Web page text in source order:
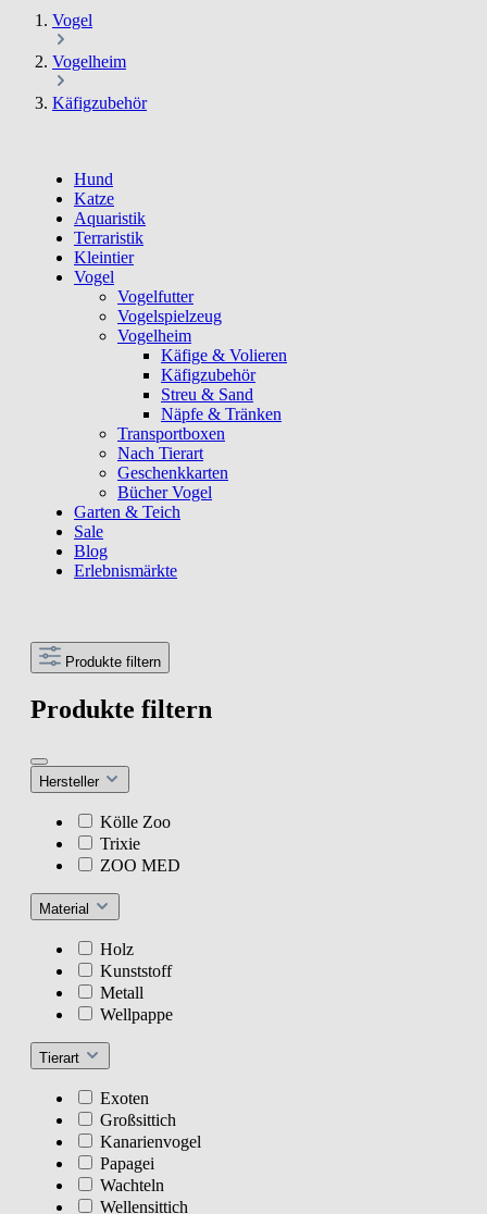
Vogel
Vogelheim
Käfigzubehör
Hund
Katze
Aquaristik
Terraristik
Kleintier
Vogel
Vogelfutter
Vogelspielzeug
Vogelheim
Käfige & Volieren
Käfigzubehör
Streu & Sand
Näpfe & Tränken
Transportboxen
Nach Tierart
Geschenkkarten
Bücher Vogel
Garten & Teich
Sale
Blog
Erlebnismärkte
Produkte filtern
Produkte filtern
Hersteller
Kölle Zoo
Trixie
ZOO MED
Material
Holz
Kunststoff
Metall
Wellpappe
Tierart
Exoten
Großsittich
Kanarienvogel
Papagei
Wachteln
Wellensittich